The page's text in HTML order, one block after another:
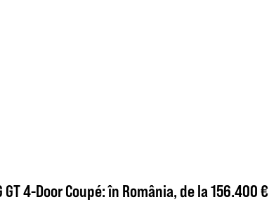
4-Door Coupé: în România, de la 156.400 €